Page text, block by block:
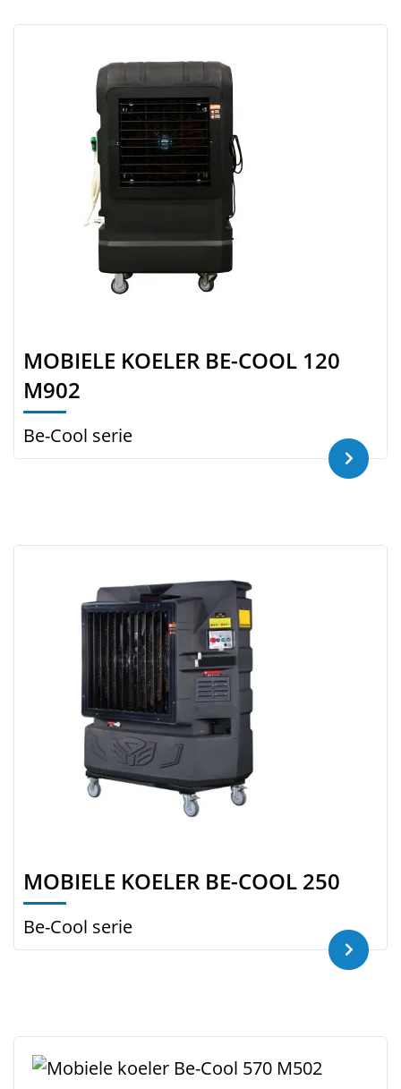
MOBIELE KOELER BE-COOL 120
M902
Be-Cool serie
MOBIELE KOELER BE-COOL 250
Be-Cool serie